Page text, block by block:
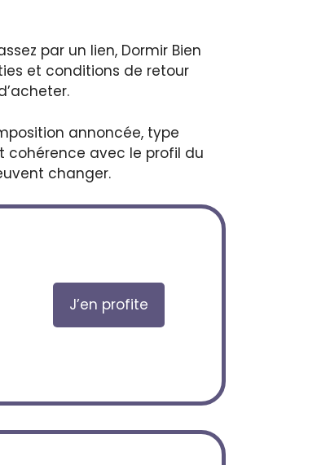
par un lien, Dormir Bien
et conditions de retour
annoncée, type
cohérence avec le profil du
changer.
J’en profite